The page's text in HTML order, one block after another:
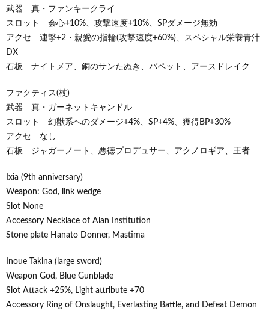
武器 真・ファンキークライ
スロット 会心+10%、攻撃速度+10%、SPダメージ無効
アクセ 連撃+2・親愛の指輪(攻撃速度+60%)、スペシャル栄養青汁
DX
石板 ナイトメア、銅のサンたぬき、パペット、アースドレイク
ファクティス(杖)
武器 真・ガーネットキャンドル
スロット 幻獣系へのダメージ+4%、SP+4%、獲得BP+30%
アクセ なし
石板 ジャガーノート、悪徳プロデュサー、アクノロギア、王者
Ixia (9th anniversary)
Weapon: God, link wedge
Slot None
Accessory Necklace of Alan Institution
Stone plate Hanato Donner, Mastima
Inoue Takina (large sword)
Weapon God, Blue Gunblade
Slot Attack +25%, Light attribute +70
Accessory Ring of Onslaught, Everlasting Battle, and Defeat Demon